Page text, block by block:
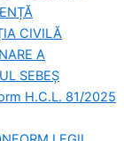
CIVILĂ
A
SEBEȘ
H.C.L. 81/2025